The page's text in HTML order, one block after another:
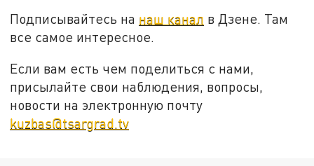
Подписывайтесь на наш канал в Дзене. Там
все самое интересное.
Если вам есть чем поделиться с нами,
присылайте свои наблюдения, вопросы,
новости на электронную почту
kuzbas@tsargrad.tv